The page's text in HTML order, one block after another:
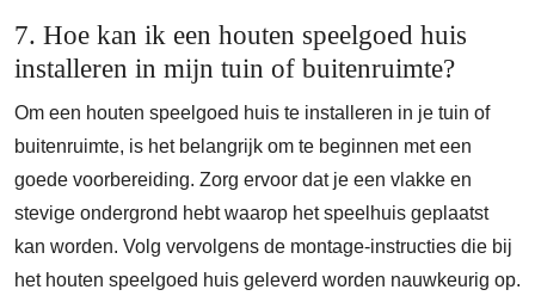
7. Hoe kan ik een houten speelgoed huis
installeren in mijn tuin of buitenruimte?
Om een houten speelgoed huis te installeren in je tuin of
buitenruimte, is het belangrijk om te beginnen met een
goede voorbereiding. Zorg ervoor dat je een vlakke en
stevige ondergrond hebt waarop het speelhuis geplaatst
kan worden. Volg vervolgens de montage-instructies die bij
het houten speelgoed huis geleverd worden nauwkeurig op.